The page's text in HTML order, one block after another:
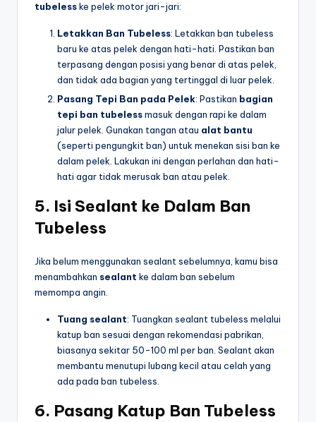
tubelesske pelek motor jari-jari:
Letakkan Ban Tubeless: Letakkan ban tubeless
baru ke atas pelek dengan hati-hati. Pastikan ban
terpasang dengan posisi yang benar di atas pelek,
dan tidak ada bagian yang tertinggal di luar pelek.
Pasang Tepi Ban pada Pelek: Pastikan bagian
tepi ban tubelessmasuk dengan rapi ke dalam
jalur pelek. Gunakan tangan atau alat bantu
(seperti pengungkit ban) untuk menekan sisi ban ke
dalam pelek. Lakukan ini dengan perlahan dan hati-
hati agar tidak merusak ban atau pelek.
5. Isi Sealant ke Dalam Ban
Tubeless
Jika belum menggunakan sealant sebelumnya, kamu bisa
menambahkan sealant ke dalam ban sebelum
memompa angin.
Tuang sealant: Tuangkan sealant tubeless melalui
katup ban sesuai dengan rekomendasi pabrikan,
biasanya sekitar 50-100 ml per ban. Sealant akan
membantu menutupi lubang kecil atau celah yang
ada pada ban tubeless.
6. Pasang Katup Ban Tubeless